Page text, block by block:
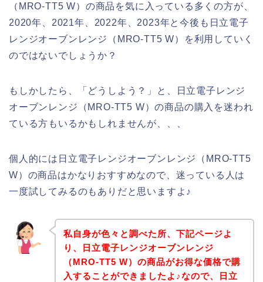
（MRO-TT5 W）の商品を気に入っている多くの方が、
2020年、2021年、2022年、2023年と今後も日立電子
レンジオーブンレンジ（MRO-TT5 W）を利用していく
のではないでしょうか？
もしかしたら、「どうしよう？」と、日立電子レンジ
オーブンレンジ（MRO-TT5 W）の商品の購入を迷われ
ている方もいるかもしれませんが、、、
個人的には日立電子レンジオーブンレンジ（MRO-TT5
W）の商品はかなりおすすめなので、迷っている人は
一度試してみるのもありだと思いますよ♪
私自身が色々と調べた所、下記ページよ
り、日立電子レンジオーブンレンジ
（MRO-TT5 W）の商品がお得な価格で購
入することができましたよ♪なので、日立